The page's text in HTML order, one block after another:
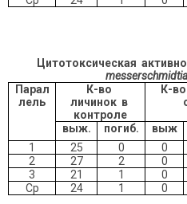
Цитотоксическая
Парал
лель
К-во
личинок в
контроле
К-
выж. погиб. выж
1
25 0 0
2
27 2 0
3
21 1 0
Ср
24 1 0